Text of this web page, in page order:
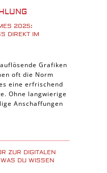
2025:
DIREKT IM B
Grafiken
oft die Norm
eine erfrischend
Ohne langwierige
Anschaffungen
ZUR DIGITALEN
DU WISSEN